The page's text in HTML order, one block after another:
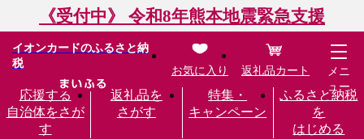
《受付中》 令和8年熊本地震緊急支援
イオンカードのふるさと納
税
応援する
自治体をさが
す
返礼品を
さがす
特集・
キャンペーン
ふるさと納税
を
はじめる
お気に入り 返礼品カート
メニ
ュー